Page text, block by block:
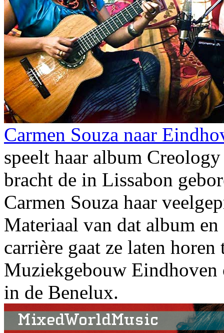
Carmen Souza naar
speelt haar album Creology
bracht de in Lissabon
Carmen Souza haar
Materiaal van dat album
carrière gaat ze laten
Muziekgebouw Eindhoven
in de Benelux.